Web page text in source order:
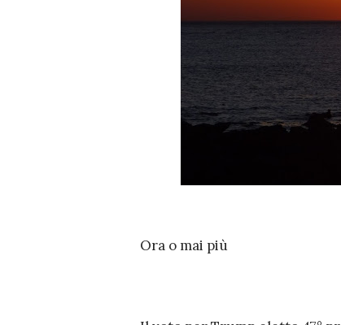
Ora o mai più